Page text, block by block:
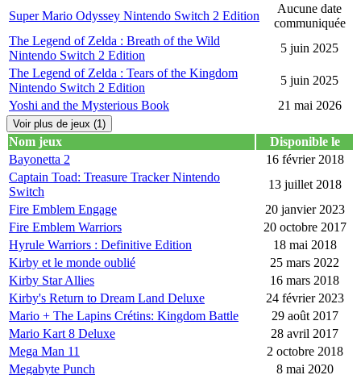
Super Mario Odyssey Nintendo Switch 2 Edition
Aucune date
communiquée
The Legend of Zelda : Breath of the Wild
Nintendo Switch 2 Edition
5 juin 2025
The Legend of Zelda : Tears of the Kingdom
Nintendo Switch 2 Edition
5 juin 2025
Yoshi and the Mysterious Book
21 mai 2026
Voir plus de jeux (1)
Nom jeux
Disponible le
Bayonetta 2
16 février 2018
Captain Toad: Treasure Tracker Nintendo
Switch
13 juillet 2018
Fire Emblem Engage
20 janvier 2023
Fire Emblem Warriors
20 octobre 2017
Hyrule Warriors : Definitive Edition
18 mai 2018
Kirby et le monde oublié
25 mars 2022
Kirby Star Allies
16 mars 2018
Kirby's Return to Dream Land Deluxe
24 février 2023
Mario + The Lapins Crétins: Kingdom Battle
29 août 2017
Mario Kart 8 Deluxe
28 avril 2017
Mega Man 11
2 octobre 2018
Megabyte Punch
8 mai 2020